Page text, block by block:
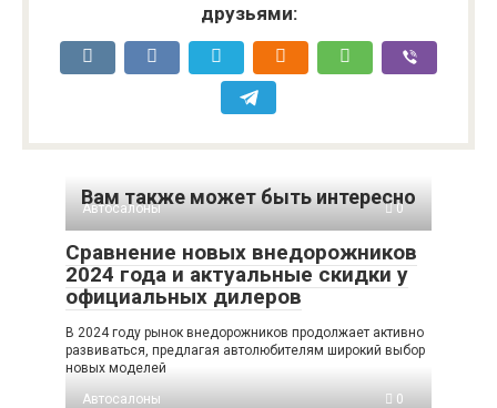
друзьями:
Вам также может быть интересно
Автосалоны 0
Сравнение новых внедорожников
2024 года и актуальные скидки у
официальных дилеров
В 2024 году рынок внедорожников продолжает активно
развиваться, предлагая автолюбителям широкий выбор
новых моделей
Автосалоны
0